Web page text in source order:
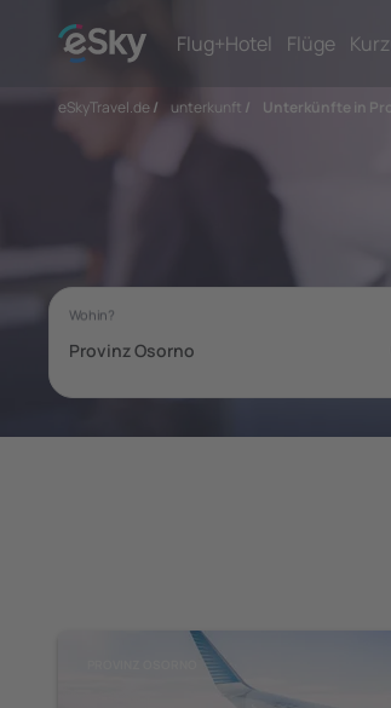
Flug+Hotel Flüge
eSkyTravel.de/ unterkunft / Unterkünfte in